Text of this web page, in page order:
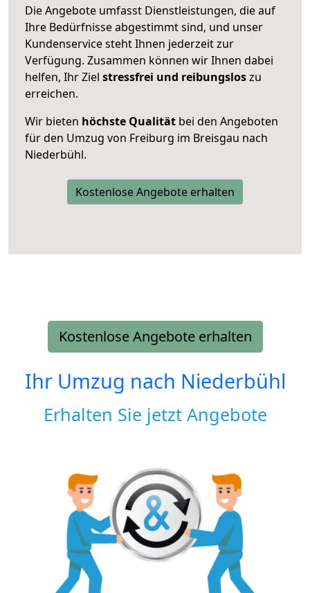
Die Angebote umfasst Dienstleistungen, die auf
Ihre Bedürfnisse abgestimmt sind, und unser
Kundenservice steht Ihnen jederzeit zur
Verfügung. Zusammen können wir Ihnen dabei
helfen, Ihr Ziel stressfrei und reibungsloszu
erreichen.
Wir bieten höchste Qualität bei den Angeboten
für den Umzug von Freiburg im Breisgau nach
Niederbühl.
Kostenlose Angebote erhalten
Kostenlose Angebote erhalten
Ihr Umzug nach Niederbühl
Erhalten Sie jetzt Angebote